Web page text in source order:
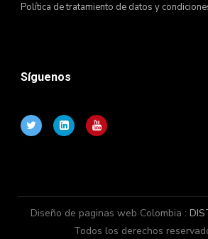
Política de tratamiento de datos y
Síguenos
Diseño de paginas web Colombia :
Todos los derechos